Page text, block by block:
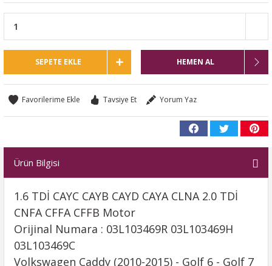
SEPETE EKLE HEMEN AL
Tavsiye Et Yorum Yaz
Ürün Bilgisi
1.6 TDİ CAYC CAYB CAYD CAYA CLNA 2.0 TDİ
CNFA CFFA CFFB Motor
Orijinal Numara : 03L103469R 03L103469H
03L103469C
Volkswagen Caddy (2010-2015) - Golf 6 - Golf 7